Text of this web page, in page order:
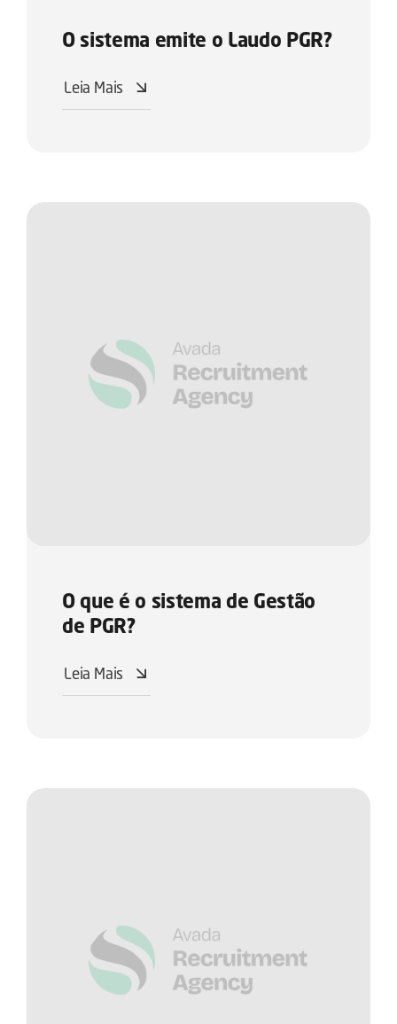
O sistema emite o Laudo PGR?
Leia Mais
O que é o sistema de Gestão
de PGR?
Leia Mais